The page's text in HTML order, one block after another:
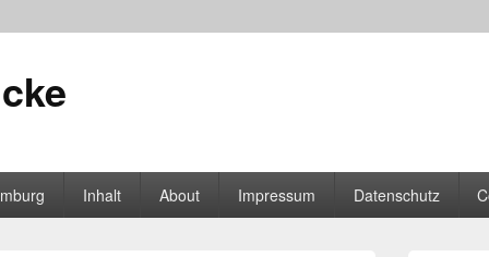
Inhalt About Impressum Datenschutz